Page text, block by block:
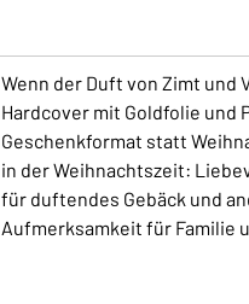
Wenn der Duft von Zimt und
Hardcover mit Goldfolie und
Geschenkformat statt
in der Weihnachtszeit:
für duftendes Gebäck und
Aufmerksamkeit für Familie